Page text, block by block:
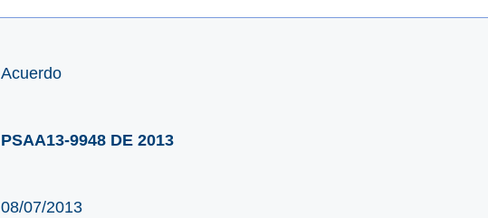
Acuerdo
PSAA13-9948 DE 2013
08/07/2013